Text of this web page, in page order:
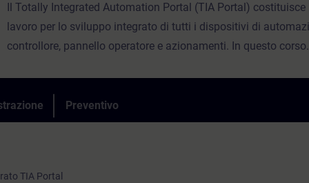
Il Totally Integrated Automation Portal (TIA Portal) costituisce
lavoro per lo sviluppo integrato di tutti i dispositivi di
controllore, pannello operatore e azionamenti. In questo corso
che tra SIMATIC STEP 7 V5.x e SIMATIC STEP 7 (TIA Portal).
possibilità di progettazione e programmazione avanzata di
Preventivo
TIA Portal